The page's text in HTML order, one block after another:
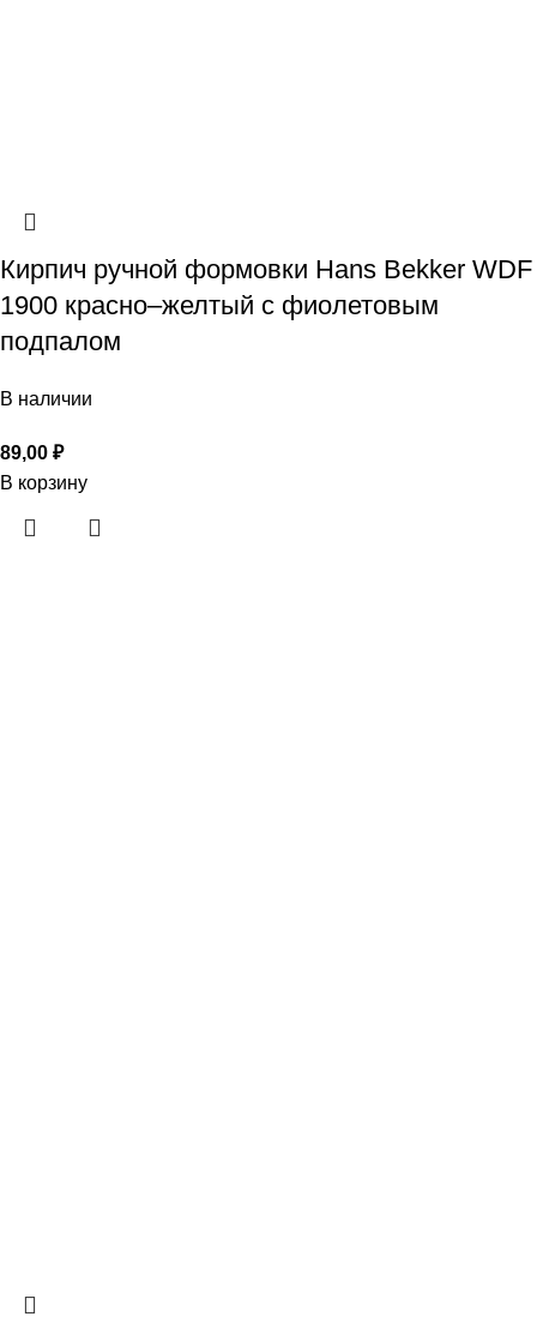
Кирпич ручной формовки Hans Bekker WDF
1900 красно–желтый с фиолетовым
подпалом
В наличии
89,00 ₽
В корзину